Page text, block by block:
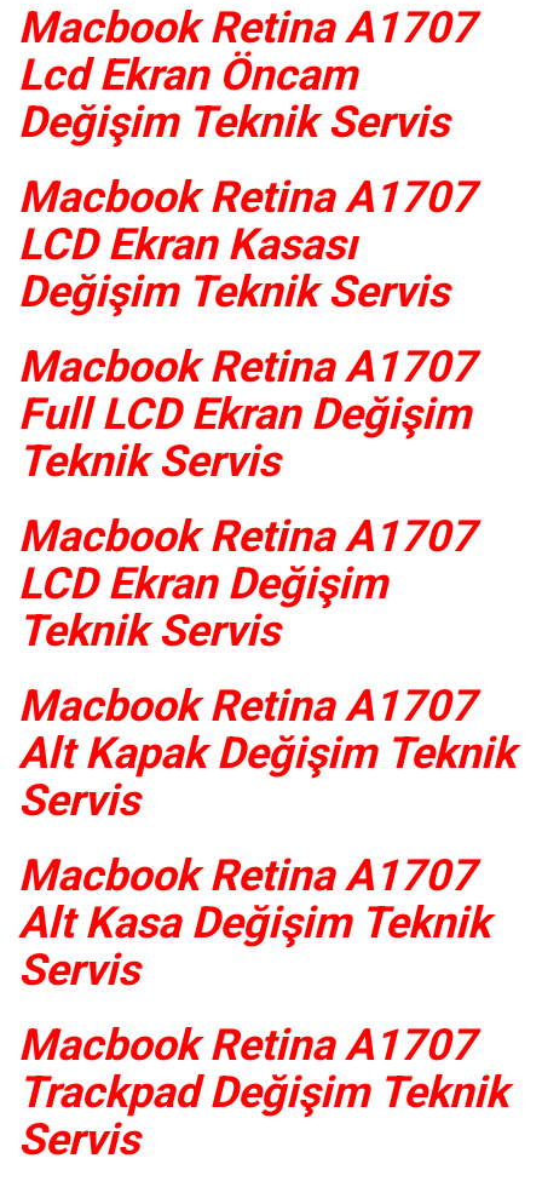
Macbook Retina A1707
Lcd Ekran Öncam
Değişim Teknik Servis
Macbook Retina A1707
LCD Ekran Kasası
Değişim Teknik Servis
Macbook Retina A1707
Full LCD Ekran Değişim
Teknik Servis
Macbook Retina A1707
LCD Ekran Değişim
Teknik Servis
Macbook Retina A1707
Alt Kapak Değişim Teknik
Servis
Macbook Retina A1707
Alt Kasa Değişim Teknik
Servis
Macbook Retina A1707
Trackpad Değişim Teknik
Servis